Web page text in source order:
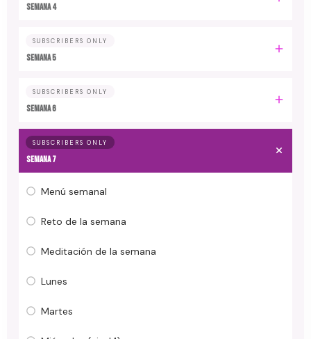
Semana 4
SUBSCRIBERS ONLY
Semana 5
SUBSCRIBERS ONLY
Semana 6
SUBSCRIBERS ONLY
Semana 7
Menú semanal
Reto de la semana
Meditación de la semana
Lunes
Martes